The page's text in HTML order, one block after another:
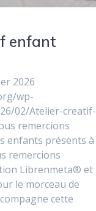
enfant
2026
wp-
02/Atelier-creatif-
remercions
enfants présents à
remercions
Librenmeta® et
le morceau de
cette